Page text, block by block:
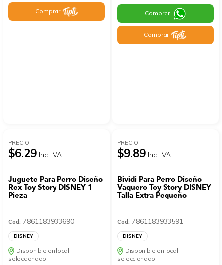
Comprar Comprar
Comprar
PRECIO
$6.29 Inc. IVA
Juguete Para Perro Diseño
Rex Toy Story DISNEY 1
Pieza
Cod: 7861183933690
DISNEY
Disponible en local
seleccionado
PRECIO
$9.89 Inc. IVA
Bividi Para Perro Diseño
Vaquero Toy Story DISNEY
Talla Extra Pequeño
Cod: 7861183933591
DISNEY
Disponible en local
seleccionado